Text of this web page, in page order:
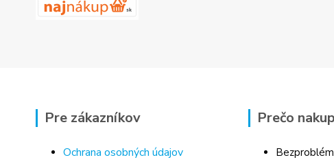
Pre zákazníkov
Ochrana osobných údajov
Prečo